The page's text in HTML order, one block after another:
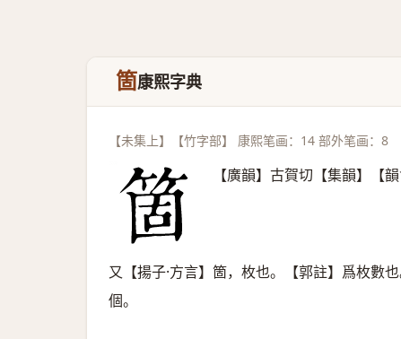
箇康熙字典
【未集上】【竹字部】 康熙笔画：14 部外笔画：8
【廣韻】古賀切【集韻】【
又【揚子·方言】箇，枚也。【郭註】爲枚數
個。